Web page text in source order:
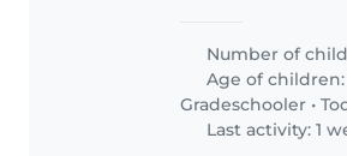
está aprendiendo
Number of
Age of
Gradeschooler •
Last activity: 1